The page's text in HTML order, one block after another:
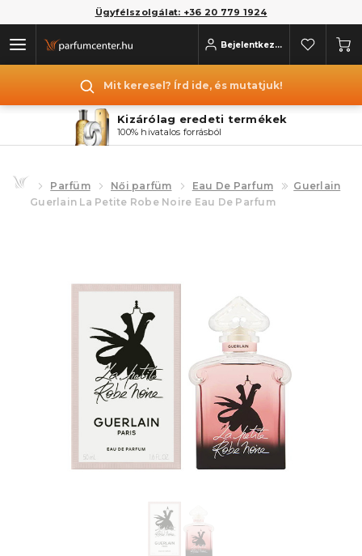
Ügyfélszolgálat: +36 20 779 1924
Bejelentkezés
Mit keresel? Írd ide, és mutatjuk!
Kizárólag eredeti termékek
100% hivatalos forrásból
Parfüm Női parfüm Eau De Parfum
Guerlain
Guerlain La Petite Robe Noire Eau De Parfum